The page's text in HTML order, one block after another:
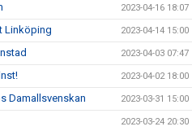
2023-04-16 18:07
Linköping 2023-04-14 15:00
2023-04-03 07:47
2023-04-02 18:00
Damallsvenskan 2023-03-31 15:00
2023-03-24 20:30